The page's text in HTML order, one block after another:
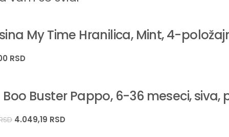
Dvostruka tacna
Hranilica dolazi sa duplom tacnom, od kojih je gornja
Materijal sedišta
Sedište je presvučeno PU kožom (PVC navlakom),
My Time Hranilica, Mint, 4-
RSD
Boo Buster Pappo, 6-36 meseci, siva,
4.049,19 RSD